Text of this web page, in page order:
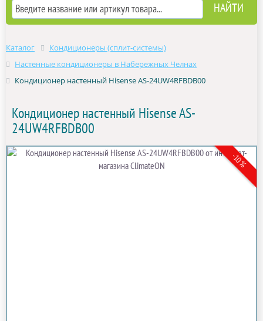
Каталог
Кондиционеры (сплит-системы)
Настенные кондиционеры в Набережных Челнах
Кондиционер настенный Hisense AS-24UW4RFBDB00
Кондиционер настенный Hisense AS-
24UW4RFBDB00
-10 %